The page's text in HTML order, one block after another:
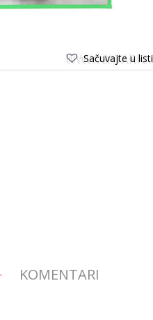
Sačuvajte u
KOMENTARI